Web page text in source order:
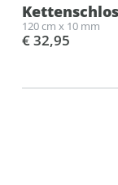
120 cm x 10 mm
€ 32,95